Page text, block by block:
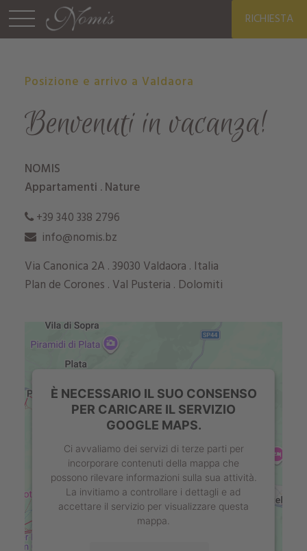
RICHIESTA
Posizione e arrivo a Valdaora
Benvenuti in vacanza!
NOMIS
Appartamenti . Nature
+39 340 338 2796
info@nomis.bz
Via Canonica 2A . 39030 Valdaora . Italia
Plan de Corones . Val Pusteria . Dolomiti
È NECESSARIO IL SUO CONSENSO
PER CARICARE IL SERVIZIO
GOOGLE MAPS.
Ci avvaliamo dei servizi di terze parti per
incorporare contenuti della mappa che
possono rilevare informazioni sulla sua attività.
La invitiamo a controllare i dettagli e ad
accettare il servizio per visualizzare questa
mappa.